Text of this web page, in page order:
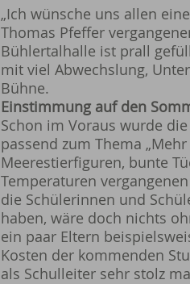
„Ich wünsche uns allen
Thomas Pfeffer
Bühlertalhalle ist prall
mit viel Abwechslung,
Bühne.
Einstimmung auf den
Schon im Voraus wurde
passend zum Thema
Meerestierfiguren, bunte
Temperaturen
die Schülerinnen und
haben, wäre doch nichts
ein paar Eltern
Kosten der kommenden
als Schulleiter sehr stolz